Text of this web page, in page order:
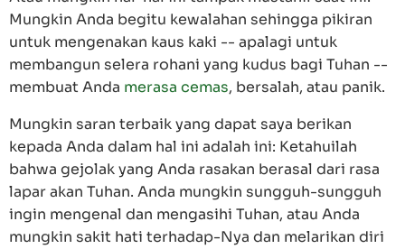
Mungkin Anda begitu kewalahan sehingga pikiran
untuk mengenakan kaus kaki -- apalagi untuk
membangun selera rohani yang kudus bagi Tuhan --
membuat Anda merasa cemas, bersalah, atau panik.
Mungkin saran terbaik yang dapat saya berikan
kepada Anda dalam hal ini adalah ini: Ketahuilah
bahwa gejolak yang Anda rasakan berasal dari rasa
lapar akan Tuhan. Anda mungkin sungguh-sungguh
ingin mengenal dan mengasihi Tuhan, atau Anda
mungkin sakit hati terhadap-Nya dan melarikan diri